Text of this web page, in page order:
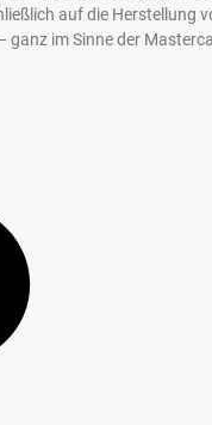
auf die Herstellung
ganz im Sinne der